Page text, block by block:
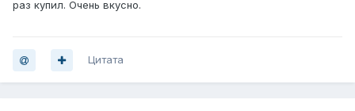
раз купил. Очень вкусно.
Цитата